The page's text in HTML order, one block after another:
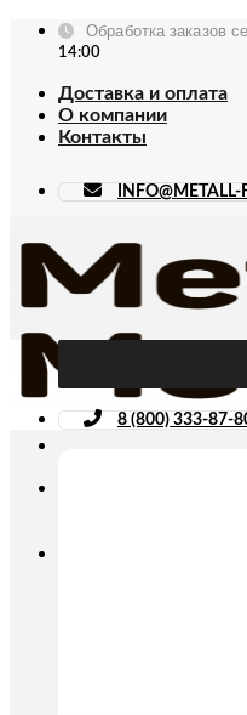
Skip
Обработка заказов
14:00
Доставка и оплата
О компании
Контакты
8 (800) 333-87-